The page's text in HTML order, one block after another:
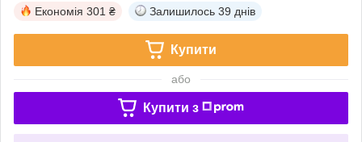
Економія 301 ₴ Залишилось 39 днів
Купити
або
Купити з